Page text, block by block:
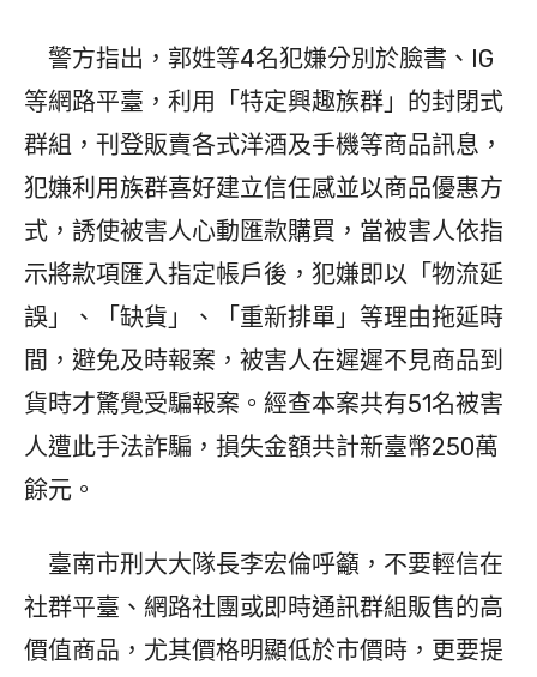
警方指出，郭姓等4名犯嫌分別於臉書、IG
等網路平臺，利用「特定興趣族群」的封閉式
群組，刊登販賣各式洋酒及手機等商品訊息，
犯嫌利用族群喜好建立信任感並以商品優惠方
式，誘使被害人心動匯款購買，當被害人依指
示將款項匯入指定帳戶後，犯嫌即以「物流延
誤」、「缺貨」、「重新排單」等理由拖延時
間，避免及時報案，被害人在遲遲不見商品到
貨時才驚覺受騙報案。經查本案共有51名被害
人遭此手法詐騙，損失金額共計新臺幣250萬
餘元。
臺南市刑大大隊長李宏倫呼籲，不要輕信在
社群平臺、網路社團或即時通訊群組販售的高
價值商品，尤其價格明顯低於市價時，更要提